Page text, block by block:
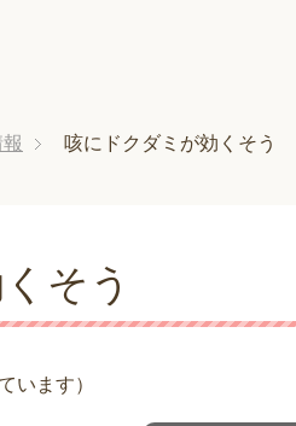
咳にドクダミが効くそう
そう
います）